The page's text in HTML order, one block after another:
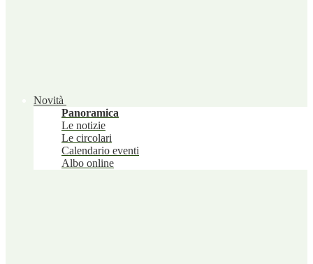
Novità
Panoramica
Le notizie
Le circolari
Calendario eventi
Albo online